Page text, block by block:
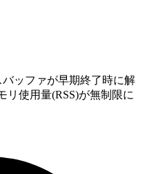
ッファが早期終了時に解
リ使用量(RSS)が無制限に